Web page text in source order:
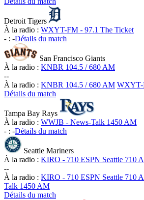
Detroit Tigers
À la radio : WXYT-FM - 97.1 The Ticket
- : -Détails du match
San Francisco Giants
À la radio : KNBR 104.5 / 680 AM
--
À la radio : KNBR 104.5 / 680 AM WXYT-
Détails du match
Tampa Bay Rays
À la radio : WWJB - News-Talk 1450 AM
- : -Détails du match
Seattle Mariners
À la radio : KIRO - 710 ESPN Seattle 710
--
À la radio : KIRO - 710 ESPN Seattle 710
Talk 1450 AM
Détails du match